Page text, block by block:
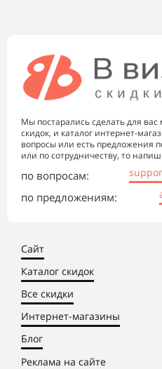
Мы постарались сделать для
скидок, и каталог интернет-
вопросы или есть предложения
или по сотрудничеству, то
по вопросам:
по предложениям:
Сайт
Каталог скидок
Все скидки
Интернет-магазины
Блог
Реклама на сайте